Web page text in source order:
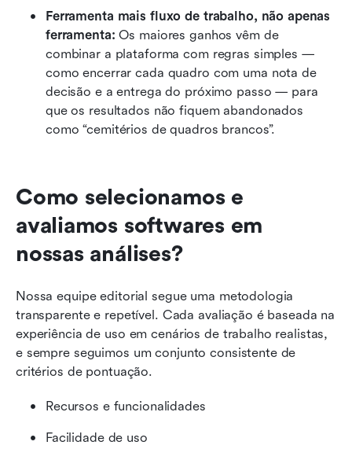
Ferramenta mais fluxo de trabalho, não apenas
ferramenta: Os maiores ganhos vêm de
combinar a plataforma com regras simples —
como encerrar cada quadro com uma nota de
decisão e a entrega do próximo passo — para
que os resultados não fiquem abandonados
como “cemitérios de quadros brancos”.
Como selecionamos e
avaliamos softwares em
nossas análises?
Nossa equipe editorial segue uma metodologia
transparente e repetível. Cada avaliação é baseada na
experiência de uso em cenários de trabalho realistas,
e sempre seguimos um conjunto consistente de
critérios de pontuação.
Recursos e funcionalidades
Facilidade de uso